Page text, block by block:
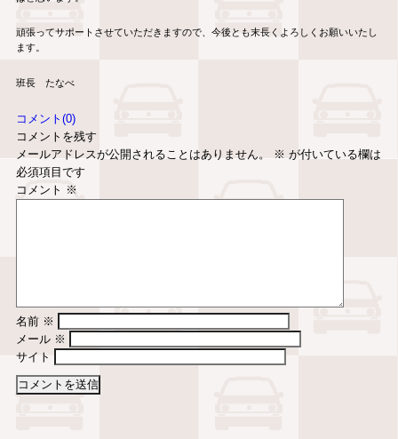
頑張ってサポートさせていただきますので、今後とも末長くよろしくお願いいたし
ます。
班長 たなべ
コメント(0)
コメントを残す
メールアドレスが公開されることはありません。
※ が付いている欄は
必須項目です
コメント ※
名前 ※
メール ※
サイト